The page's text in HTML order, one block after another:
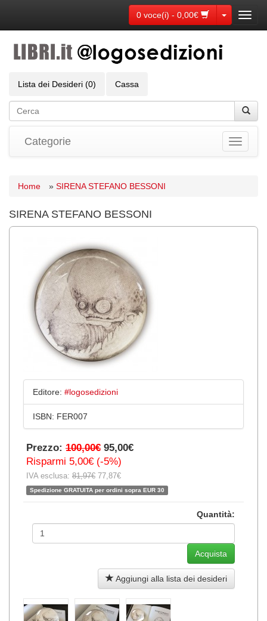
0 voce(i) - 0,00€ Toggle
Lista dei Desideri (0) Cassa
Toggle
Categorie
Home » SIRENA STEFANO BESSONI
SIRENA STEFANO BESSONI
Editore: #logosedizioni
ISBN: FER007
Prezzo: 100,00€ 95,00€
Risparmi 5,00€ (-5%)
IVA esclusa: 81,97€ 77,87€
Spedizione GRATUITA per ordini sopra EUR 30
Quantità:
Aggiungi alla lista dei desideri